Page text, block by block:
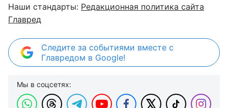
Наши стандарты: Редакционная политика сайта
Главред
Следите за событиями вместе с
Главредом в Google!
Мы в соцсетях: